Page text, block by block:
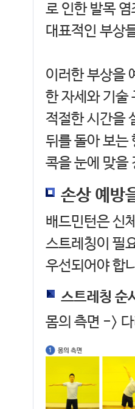
로 인한 발목
대표적인 부상
이러한 부상을
한 자세와 기술
적절한 시간을
뒤를 돌아 보는
콕을 눈에 맞을
손상 예방
배드민턴은 신
스트레칭이 필
우선되어야 합
스트레칭 순
몸의 측면 ->